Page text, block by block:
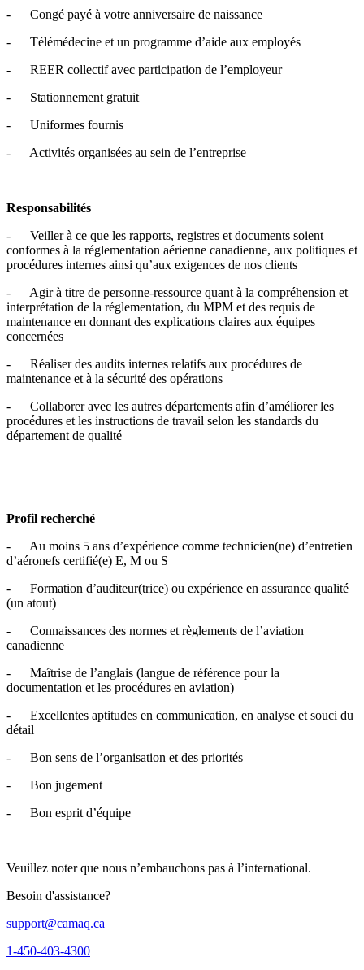
- Congé payé à votre anniversaire de naissance
- Télémédecine et un programme d’aide aux employés
- REER collectif avec participation de l’employeur
- Stationnement gratuit
- Uniformes fournis
- Activités organisées au sein de l’entreprise
Responsabilités
- Veiller à ce que les rapports, registres et documents soient
conformes à la réglementation aérienne canadienne, aux politiques et
procédures internes ainsi qu’aux exigences de nos clients
- Agir à titre de personne-ressource quant à la compréhension et
interprétation de la réglementation, du MPM et des requis de
maintenance en donnant des explications claires aux équipes
concernées
- Réaliser des audits internes relatifs aux procédures de
maintenance et à la sécurité des opérations
- Collaborer avec les autres départements afin d’améliorer les
procédures et les instructions de travail selon les standards du
département de qualité
Profil recherché
- Au moins 5 ans d’expérience comme technicien(ne) d’entretien
d’aéronefs certifié(e) E, M ou S
- Formation d’auditeur(trice) ou expérience en assurance qualité
(un atout)
- Connaissances des normes et règlements de l’aviation
canadienne
- Maîtrise de l’anglais (langue de référence pour la
documentation et les procédures en aviation)
- Excellentes aptitudes en communication, en analyse et souci du
détail
- Bon sens de l’organisation et des priorités
- Bon jugement
- Bon esprit d’équipe
Veuillez noter que nous n’embauchons pas à l’international.
Besoin d'assistance?
support@camaq.ca
1-450-403-4300